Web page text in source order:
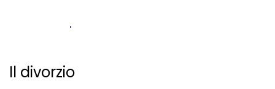
Il divorzio